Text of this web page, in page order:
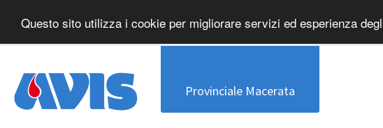
Questo sito utilizza i cookie per migliorare servizi ed esperienza
Provinciale Macerata